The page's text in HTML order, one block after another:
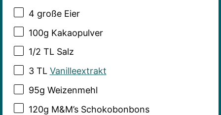
4 große Eier
100g Kakaopulver
1/2 TL Salz
3TL Vanilleextrakt
95g Weizenmehl
120g M&M’s Schokobonbons